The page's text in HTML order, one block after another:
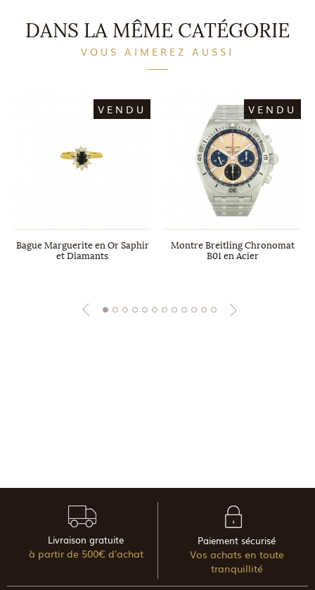
DANS LA MÊME CATÉGORIE
VOUS AIMEREZ AUSSI
VENDU
Bague Marguerite en Or Saphir
et Diamants
VENDU
Montre Breitling Chronomat
B01 en Acier
Livraison gratuite
à partir de 500€ d'achat
Paiement sécurisé
Vos achats en toute
tranquillité